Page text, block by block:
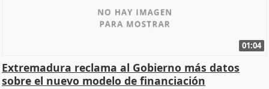
01:04
Extremadura reclama al Gobierno más datos
sobre el nuevo modelo de financiación